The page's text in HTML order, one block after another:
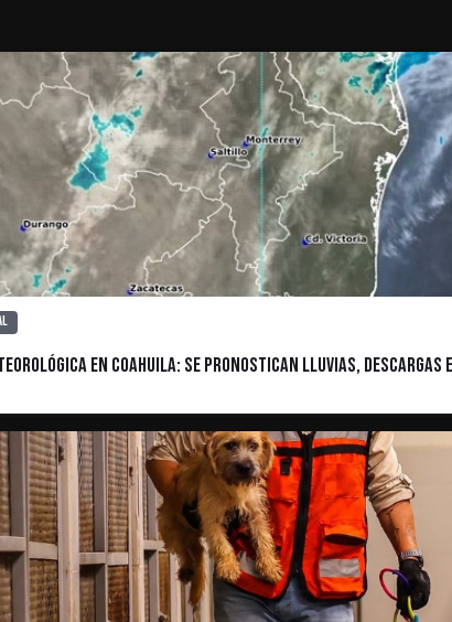
en Coahuila: Se pronostican lluvias,